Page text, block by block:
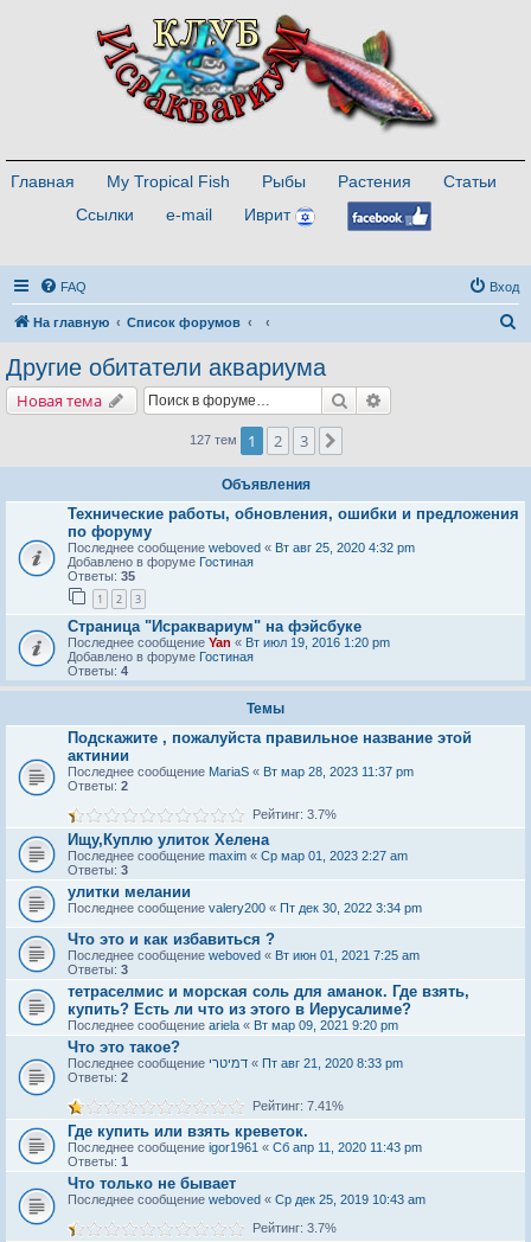
Главная My Tropical Fish Рыбы Растения
Статьи
Ссылки
e-mail Иврит
FAQ Вход
На главную Список форумов
Другие обитатели аквариума
Новая тема Поиск
127 тем 1 2 3
Объявления
Технические работы, обновления, ошибки и предложения
по форуму
Последнее сообщение weboved « Вт авг 25, 2020 4:32 pm
Добавлено в форуме Гостиная
Ответы: 35
1 2 3
Страница "Исраквариум" на фэйсбуке
Последнее сообщение Yan « Вт июл 19, 2016 1:20 pm
Добавлено в форуме Гостиная
Ответы: 4
Темы
Подскажите , пожалуйста правильное название этой
актинии
Последнее сообщение MariaS « Вт мар 28, 2023 11:37 pm
Ответы: 2
Рейтинг: 3.7%
Ищу,Куплю улиток Хелена
Последнее сообщение maxim « Ср мар 01, 2023 2:27 am
Ответы: 3
улитки мелании
Последнее сообщение valery200 « Пт дек 30, 2022 3:34 pm
Что это и как избавиться ?
Последнее сообщение weboved « Вт июн 01, 2021 7:25 am
Ответы: 3
тетраселмис и морская соль для аманок. Где взять,
купить? Есть ли что из этого в Иерусалиме?
Последнее сообщение ariela « Вт мар 09, 2021 9:20 pm
Что это такое?
Последнее сообщение דמיטרי « Пт авг 21, 2020 8:33 pm
Ответы: 2
Рейтинг: 7.41%
Где купить или взять креветок.
Последнее сообщение igor1961 « Сб апр 11, 2020 11:43 pm
Ответы: 1
Что только не бывает
Последнее сообщение weboved « Ср дек 25, 2019 10:43 am
Рейтинг: 3.7%